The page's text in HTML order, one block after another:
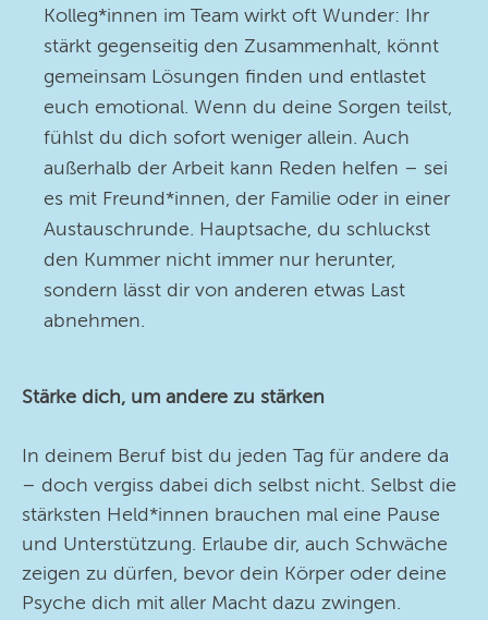
Kolleg*innen im Team wirkt oft Wunder: Ihr
stärkt gegenseitig den Zusammenhalt, könnt
gemeinsam Lösungen finden und entlastet
euch emotional. Wenn du deine Sorgen teilst,
fühlst du dich sofort weniger allein. Auch
außerhalb der Arbeit kann Reden helfen – sei
es mit Freund*innen, der Familie oder in einer
Austauschrunde. Hauptsache, du schluckst
den Kummer nicht immer nur herunter,
sondern lässt dir von anderen etwas Last
abnehmen.
Stärke dich, um andere zu stärken
In deinem Beruf bist du jeden Tag für andere da
– doch vergiss dabei dich selbst nicht. Selbst die
stärksten Held*innen brauchen mal eine Pause
und Unterstützung. Erlaube dir, auch Schwäche
zeigen zu dürfen, bevor dein Körper oder deine
Psyche dich mit aller Macht dazu zwingen.